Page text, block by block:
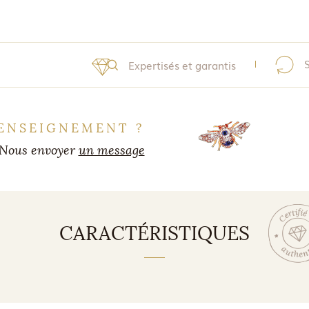
Expertisés et garantis
?
envoyerun message
CARACTÉRISTIQUES